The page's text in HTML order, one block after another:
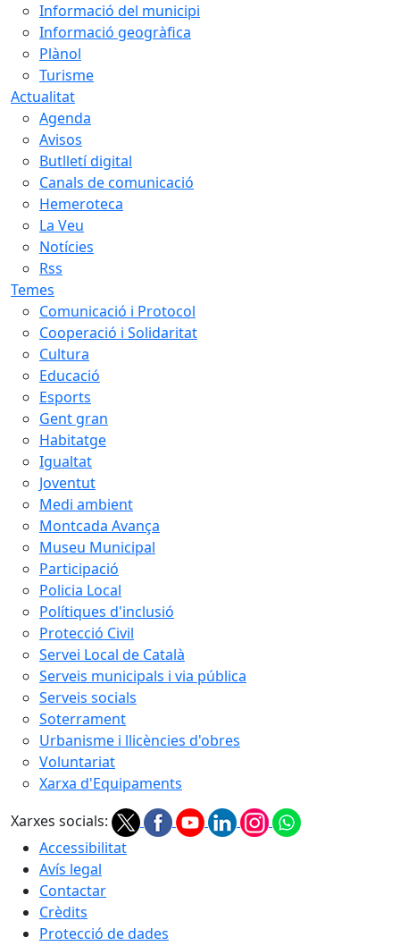
Informació del municipi
Informació geogràfica
Plànol
Turisme
Actualitat
Agenda
Avisos
Butlletí digital
Canals de comunicació
Hemeroteca
La Veu
Notícies
Rss
Temes
Comunicació i Protocol
Cooperació i Solidaritat
Cultura
Educació
Esports
Gent gran
Habitatge
Igualtat
Joventut
Medi ambient
Montcada Avança
Museu Municipal
Participació
Policia Local
Polítiques d'inclusió
Protecció Civil
Servei Local de Català
Serveis municipals i via pública
Serveis socials
Soterrament
Urbanisme i llicències d'obres
Voluntariat
Xarxa d'Equipaments
Xarxes socials:
Accessibilitat
Avís legal
Contactar
Crèdits
Protecció de dades